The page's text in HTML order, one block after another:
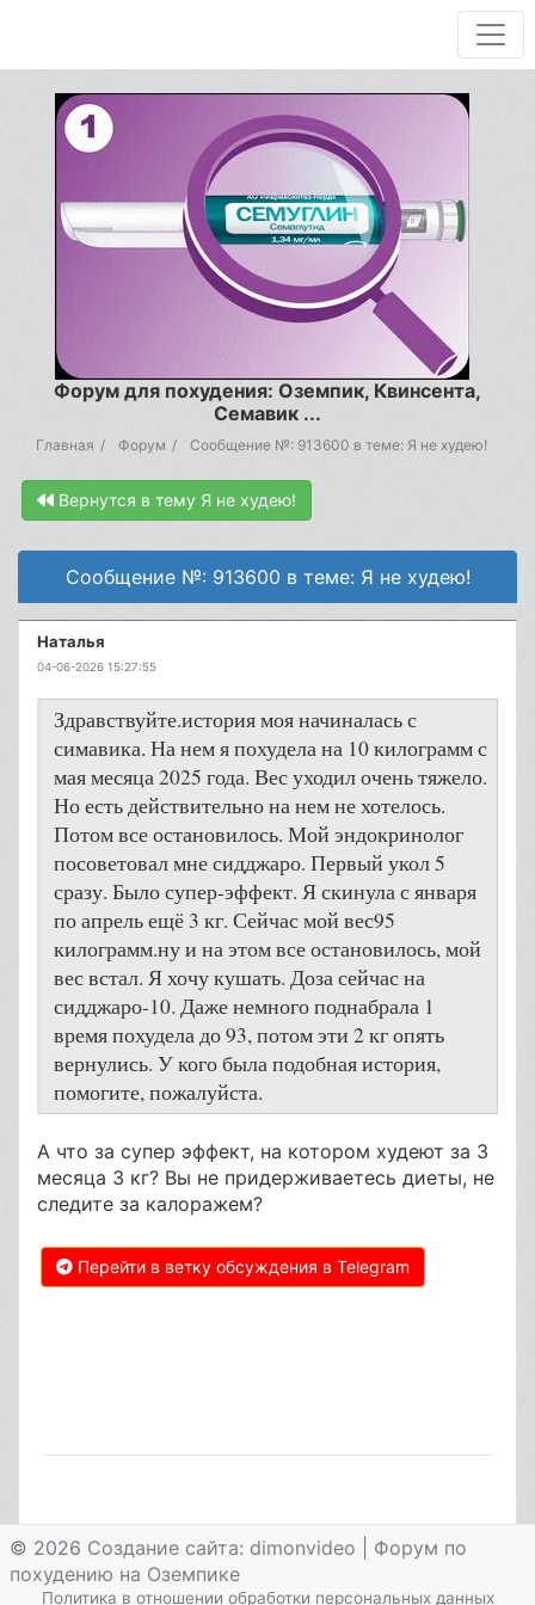
Форум для похудения: Оземпик, Квинсента,
Семавик ...
Главная Форум Сообщение №: 913600 в теме: Я не худею!
Вернутся в тему Я не худею!
Сообщение №: 913600 в теме: Я не худею!
Наталья
04-06-2026 15:27:55
Здравствуйте.история моя начиналась с
симавика. На нем я похудела на 10 килограмм с
мая месяца 2025 года. Вес уходил очень тяжело.
Но есть действительно на нем не хотелось.
Потом все остановилось. Мой эндокринолог
посоветовал мне сидджаро. Первый укол 5
сразу. Было супер-эффект. Я скинула с января
по апрель ещё 3 кг. Сейчас мой вес95
килограмм.ну и на этом все остановилось, мой
вес встал. Я хочу кушать. Доза сейчас на
сидджаро-10. Даже немного поднабрала 1
время похудела до 93, потом эти 2 кг опять
вернулись. У кого была подобная история,
помогите, пожалуйста.
А что за супер эффект, на котором худеют за 3
месяца 3 кг? Вы не придерживаетесь диеты, не
следите за калоражем?
Перейти в ветку обсуждения в Telegram
© 2026 Создание сайта: dimonvideo
Форум по
похудению на Оземпике
Политика в отношении обработки персональных данных